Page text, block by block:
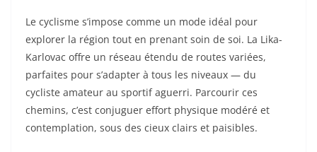
Le cyclisme s’impose comme un mode idéal pour
explorer la région tout en prenant soin de soi. La Lika-
Karlovac offre un réseau étendu de routes variées,
parfaites pour s’adapter à tous les niveaux — du
cycliste amateur au sportif aguerri. Parcourir ces
chemins, c’est conjuguer effort physique modéré et
contemplation, sous des cieux clairs et paisibles.